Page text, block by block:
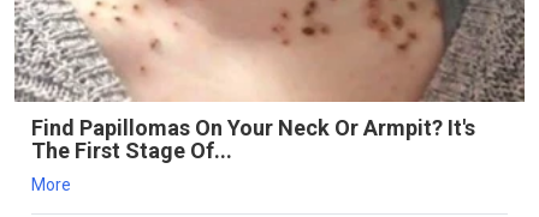
Find Papillomas On Your Neck Or Armpit? It's
The First Stage Of...
More